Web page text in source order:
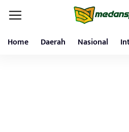
Home Daerah Nasional